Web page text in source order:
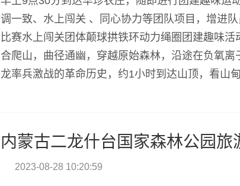
调一致、水上闯关 、同心协力等团队项目，增进
比赛水上闯关团体颠球拱铁环动力绳圈团建趣味
合爬山，曲径通幽，穿越原始森林，沿途在负氧
龙率兵激战的革命历史，约1小时到达山顶，看山
内蒙古二龙什台国家森林公园旅
2023-08-28 10:20:59